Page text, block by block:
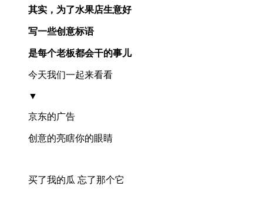
其实，为了水果店生意好
写一些创意标语
是每个老板都会干的事儿
今天我们一起来看看
▼
京东的广告
创意的亮瞎你的眼睛
买了我的瓜 忘了那个它